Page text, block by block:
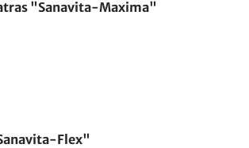
"Sanavita-Maxima"
Flex"